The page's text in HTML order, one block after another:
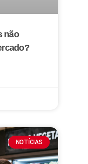
não
NOTÍCIAS